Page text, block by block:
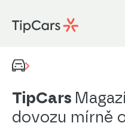
TipCars
dovozu mírně